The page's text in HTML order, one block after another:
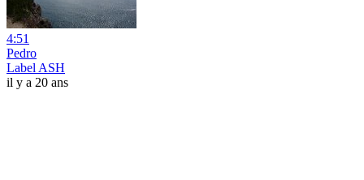
4:51
Pedro
Label ASH
il y a 20 ans